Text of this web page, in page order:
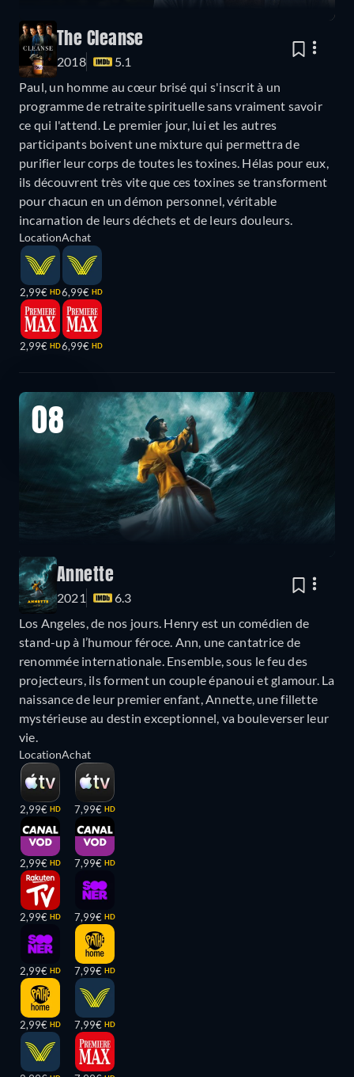
The Cleanse
2018
5.1
Paul, un homme au cœur brisé qui s'inscrit à un
programme de retraite spirituelle sans vraiment savoir
ce qui l'attend. Le premier jour, lui et les autres
participants boivent une mixture qui permettra de
purifier leur corps de toutes les toxines. Hélas pour eux,
ils découvrent très vite que ces toxines se transforment
pour chacun en un démon personnel, véritable
incarnation de leurs déchets et de leurs douleurs.
Location
2,99€ HD
2,99€ HD
Achat
6,99€ HD
6,99€ HD
08
Annette
2021
6.3
Los Angeles, de nos jours. Henry est un comédien de
stand-up à l’humour féroce. Ann, une cantatrice de
renommée internationale. Ensemble, sous le feu des
projecteurs, ils forment un couple épanoui et glamour. La
naissance de leur premier enfant, Annette, une fillette
mystérieuse au destin exceptionnel, va bouleverser leur
vie.
Location
2,99€ HD
2,99€ HD
2,99€ HD
2,99€ HD
2,99€ HD
Achat
7,99€ HD
7,99€ HD
7,99€ HD
7,99€ HD
7,99€ HD